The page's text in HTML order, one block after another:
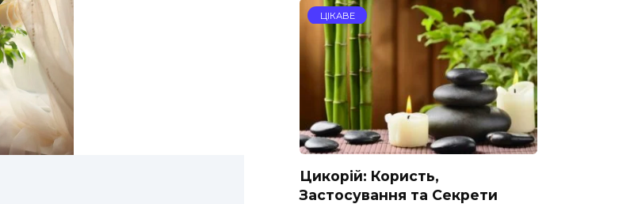
ЦІКАВЕ
Цикорій: Користь,
Застосування та Секрети